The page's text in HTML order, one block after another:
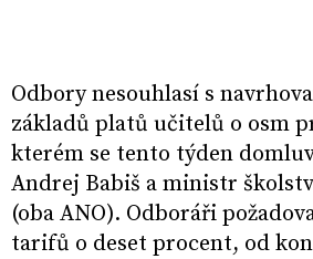
Odbory nesouhlasí s
základů platů učitelů o osm
kterém se tento týden
Andrej Babiš a ministr
(oba ANO). Odboráři
tarifů o deset procent, od